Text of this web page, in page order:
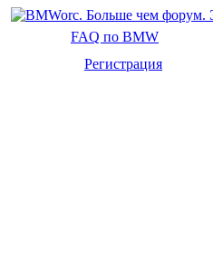
FAQ по BMW
Регистрация